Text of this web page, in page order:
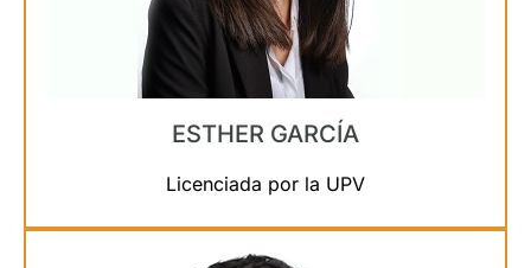
ESTHER GARCÍA
Licenciada por la UPV